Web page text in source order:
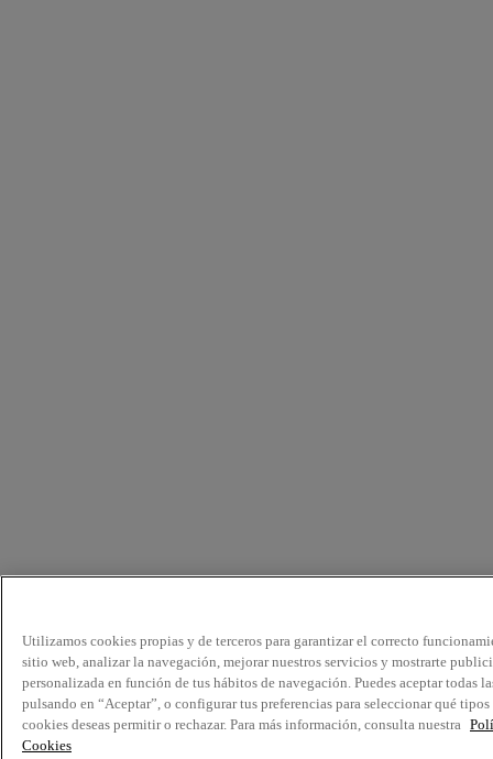
Utilizamos cookies propias y de terceros para garantizar el correcto
sitio web, analizar la navegación, mejorar nuestros servicios y mostrarte
personalizada en función de tus hábitos de navegación. Puedes aceptar todas
pulsando en “Aceptar”, o configurar tus preferencias para seleccionar qué tipos
cookies deseas permitir o rechazar. Para más información, consulta nuestra
Cookies